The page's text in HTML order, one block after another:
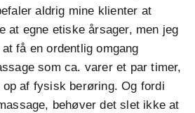
aldrig mine klienter at
at egne etiske årsager, men jeg
få en ordentlig omgang
som ca. varer et par timer,
af fysisk berøring. Og fordi
behøver det slet ikke at